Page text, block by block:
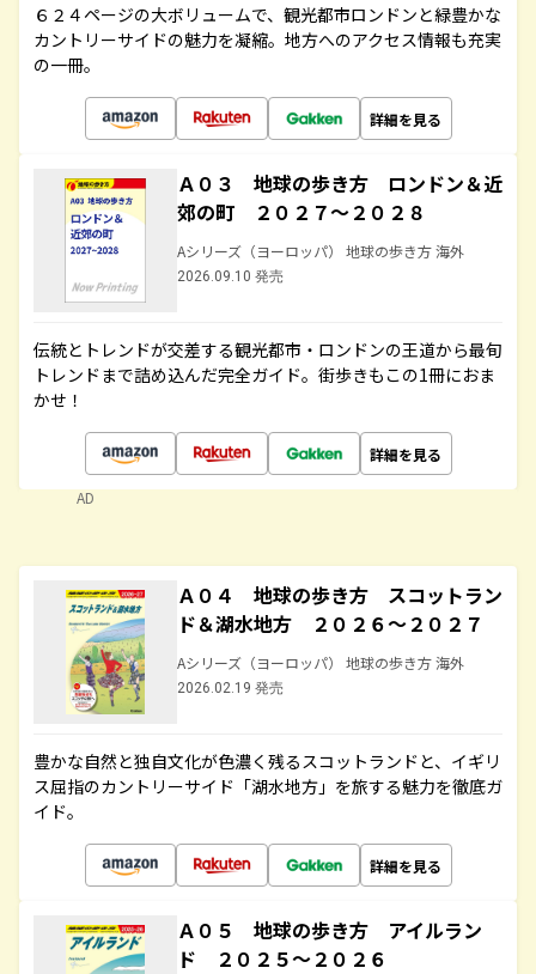
６２４ページの大ボリュームで、観光都市ロンドンと緑豊かな
カントリーサイドの魅力を凝縮。地方へのアクセス情報も充実
の一冊。
詳細を見る
Ａ０３ 地球の歩き方 ロンドン＆近
郊の町 ２０２７～２０２８
Aシリーズ（ヨーロッパ） 地球の歩き方 海外
2026.09.10 発売
伝統とトレンドが交差する観光都市・ロンドンの王道から最旬
トレンドまで詰め込んだ完全ガイド。街歩きもこの1冊におま
かせ！
詳細を見る
AD
Ａ０４ 地球の歩き方 スコットラン
ド＆湖水地方 ２０２６～２０２７
Aシリーズ（ヨーロッパ） 地球の歩き方 海外
2026.02.19 発売
豊かな自然と独自文化が色濃く残るスコットランドと、イギリ
ス屈指のカントリーサイド「湖水地方」を旅する魅力を徹底ガ
イド。
詳細を見る
Ａ０５ 地球の歩き方 アイルラン
ド ２０２５～２０２６